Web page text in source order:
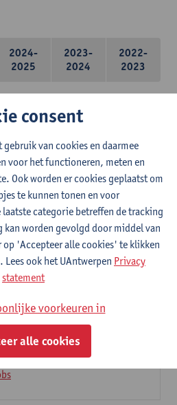
2024-
2025
2023-
2024
2022-
2023
and More: Pasts,
modules
Precursors
consent
gebruik van cookies en daarmee
voor het functioneren, meten en
Ook worden er cookies geplaatst om
te kunnen tonen en voor
categorie betreffen de tracking
worden gevolgd door middel van
'Accepteer alle cookies' te klikken
ook het UAntwerpen Privacy
statement
voorkeuren in
alle cookies